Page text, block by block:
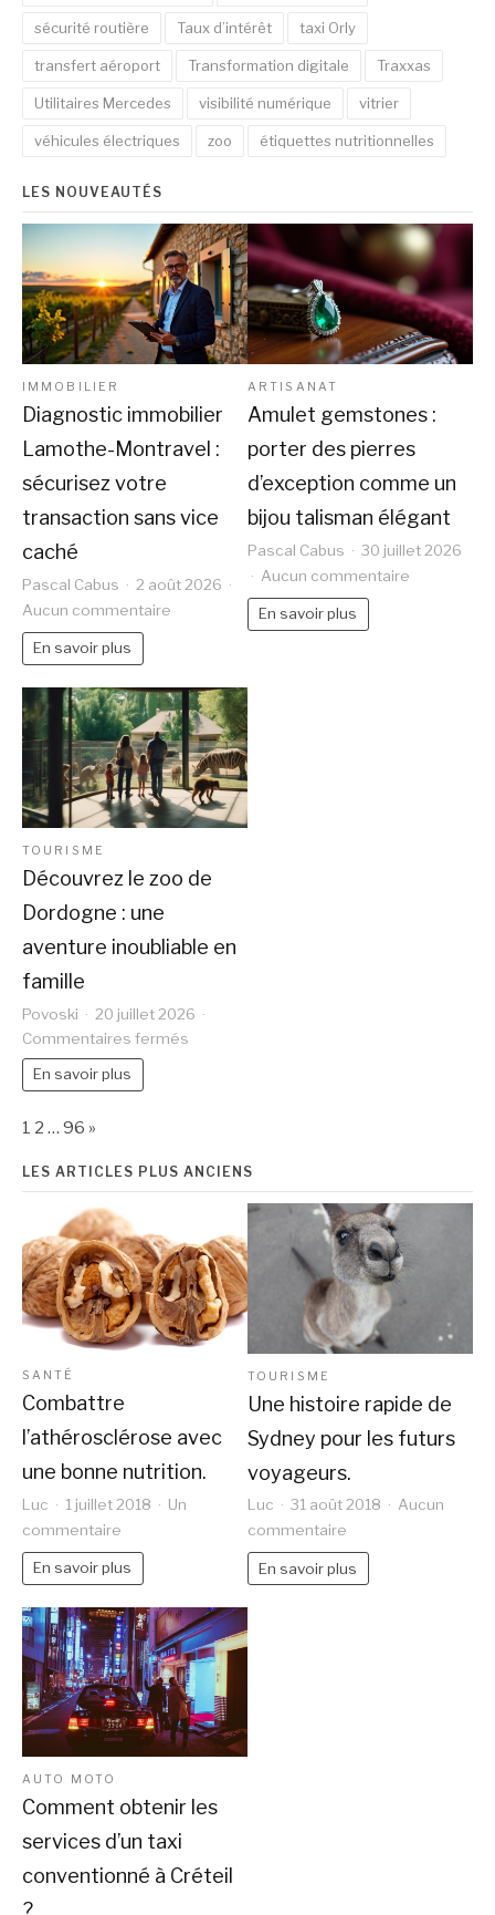
sécurité routière Taux d’intérêt taxi Orly
transfert aéroport Transformation digitale Traxxas
Utilitaires Mercedes visibilité numérique vitrier
véhicules électriques zoo étiquettes nutritionnelles
LES NOUVEAUTÉS
IMMOBILIER
Diagnostic immobilier
Lamothe-Montravel :
sécurisez votre
transaction sans vice
caché
Pascal Cabus
2 août 2026
Aucun commentaire
Lamothe-
Montravel
:
sécurisez
votre
transaction
caché
En savoir plus
ARTISANAT
Amulet gemstones :
porter des pierres
d’exception comme un
bijou talisman élégant
Pascal Cabus
30 juillet 2026
Aucun commentaire
En savoir plus
TOURISME
Découvrez le zoo de
Dordogne : une
aventure inoubliable en
famille
Povoski
20 juillet 2026
Commentaires fermés
:
une
aventure
inoubliable
en
famille
En savoir plus
Page:
1 2 … 96 Next
»
LES ARTICLES PLUS ANCIENS
SANTÉ
Combattre
l’athérosclérose avec
une bonne nutrition.
Luc 1 juillet 2018
Un
commentaire
Combattre
l’athérosclérose
avec
une
bonne
nutrition.
En savoir plus
TOURISME
Une histoire rapide de
Sydney pour les futurs
voyageurs.
Luc 31 août 2018
Aucun
commentaire
Une
histoire
En savoir plus
AUTO MOTO
Comment obtenir les
services d’un taxi
conventionné à Créteil
?